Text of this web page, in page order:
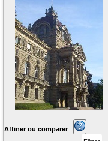
Affiner ou comparer